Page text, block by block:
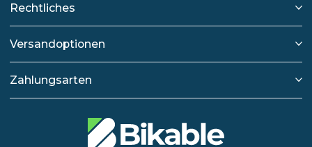
Rechtliches
Versandoptionen
Zahlungsarten